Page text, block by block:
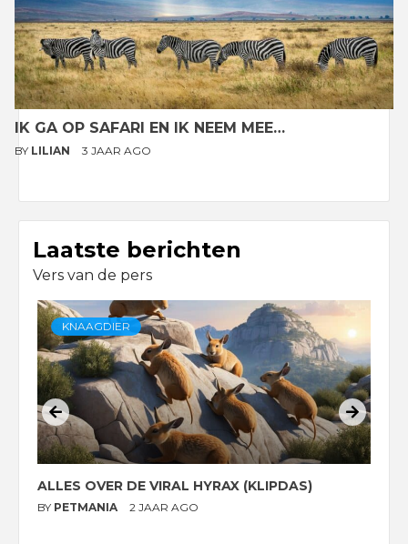
IK GA OP SAFARI EN IK NEEM MEE…
BY LILIAN 3 JAAR AGO
Laatste berichten
Vers van de pers
KNAAGDIER
ALLES OVER DE VIRAL HYRAX (KLIPDAS)
BY PETMANIA 2 JAAR AGO